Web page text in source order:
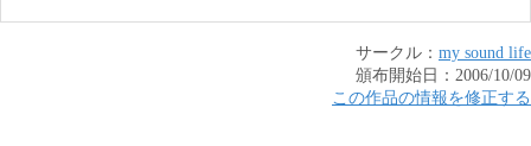
サークル： my sound life
頒布開始日： 2006/10/09
この作品の情報を修正する